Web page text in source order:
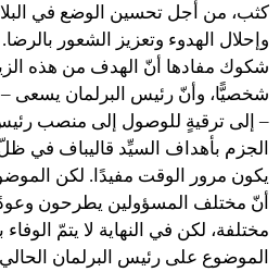
كثب، من أجل تحسين الوضع في
وإحلال الهدوء وتعزيز الشعور
شكوك مفادها أنّ الهدف من هذه
شخصيًّا، وأنّ رئيس البرلمان
– إلى ترقيةٍ للوصول إلى منصب
الجزم بأهداف السيِّد قاليباف في
يكون مرور الوقت مفيدًا. لكن
أنّ مختلف المسؤولين يطرحون
مختلفة، لكن في النهاية لا يتمّ
الموضوع على رئيس البرلمان